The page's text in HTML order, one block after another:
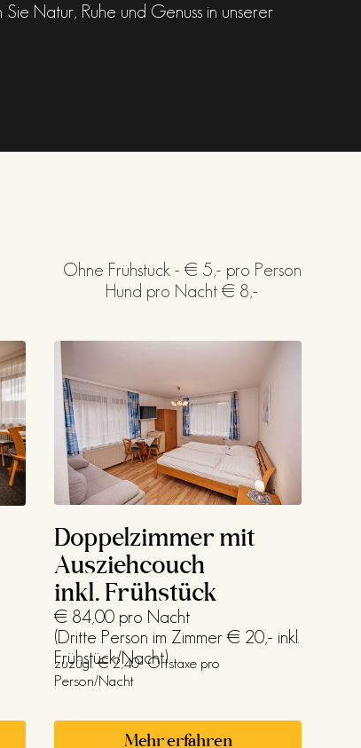
Natur, Ruhe und Genuss in unserer
Ohne Frühstück - € 5,- pro Person
Hund pro Nacht € 8,-
Doppelzimmer mit
Ausziehcouch
inkl. Frühstück
€ 84,00 pro Nacht
(Dritte Person im Zimmer € 20,- inkl.
Frühstück/Nacht)
zuzügl. € 2,40- Ortstaxe pro
Person/Nacht
Mehr erfahren